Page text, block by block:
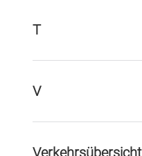
T
V
Verkehrsübersicht